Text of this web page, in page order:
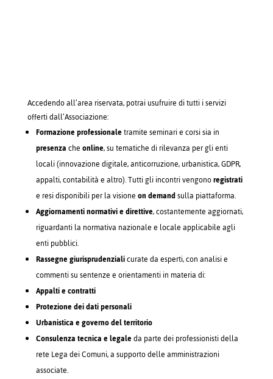
Accedendo all’area riservata, potrai usufruire di tutti i servizi
offerti dall’Associazione:
Formazione professionaletramite seminari e corsi sia in
presenzacheonline, su tematiche di rilevanza per gli enti
locali (innovazione digitale, anticorruzione, urbanistica, GDPR,
appalti, contabilità e altro). Tutti gli incontri vengonoregistrati
e resi disponibili per la visioneon demandsulla piattaforma.
Aggiornamenti normativi e direttive, costantemente aggiornati,
riguardanti la normativa nazionale e locale applicabile agli
enti pubblici.
Rassegne giurisprudenzialicurate da esperti, con analisi e
commenti su sentenze e orientamenti in materia di:
Appalti e contratti
Protezione dei dati personali
Urbanistica e governo del territorio
Consulenza tecnica e legaleda parte dei professionisti della
rete Lega dei Comuni, a supporto delle amministrazioni
associate.